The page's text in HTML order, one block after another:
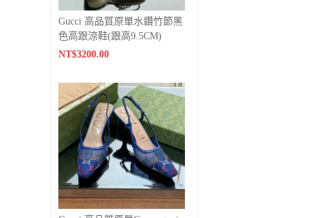
Gucci 高品質原單水鑽竹節黑
色高跟涼鞋(跟高9.5CM)
NT$3200.00